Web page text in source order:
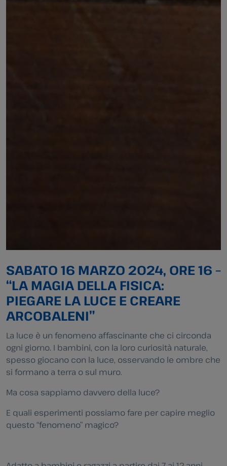
SABATO 16 MARZO 2024, ORE 16 –
“LA MAGIA DELLA FISICA:
PIEGARE LA LUCE E CREARE
ARCOBALENI”
La luce è un fenomeno affascinante che ci circonda
ogni giorno. I bambini, con la loro curiosità naturale,
spesso giocano con la luce, osservando le ombre che
si formano a terra o sul muro.
Ma cosa sappiamo davvero della luce?
E quali esperimenti possiamo fare per capire meglio
questo “fenomeno” magico?